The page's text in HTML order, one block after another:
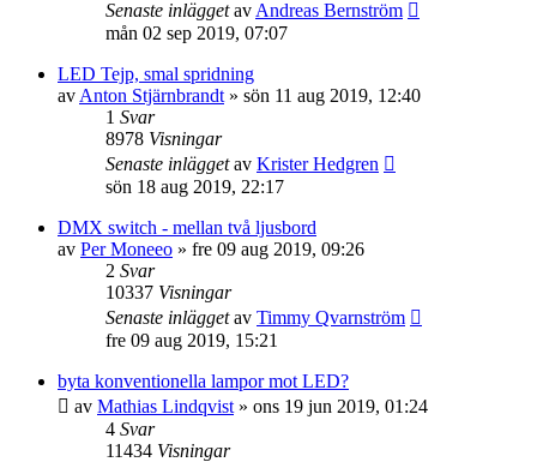
Senaste inläggetav Andreas Bernström
mån 02 sep 2019, 07:07
LED Tejp, smal spridning
av Anton Stjärnbrandt » sön 11 aug 2019, 12:40
1 Svar
8978 Visningar
Senaste inläggetav Krister Hedgren
sön 18 aug 2019, 22:17
DMX switch - mellan två ljusbord
av Per Moneeo » fre 09 aug 2019, 09:26
2 Svar
10337 Visningar
Senaste inläggetav Timmy Qvarnström
fre 09 aug 2019, 15:21
byta konventionella lampor mot LED?
av Mathias Lindqvist » ons 19 jun 2019, 01:24
4 Svar
11434 Visningar